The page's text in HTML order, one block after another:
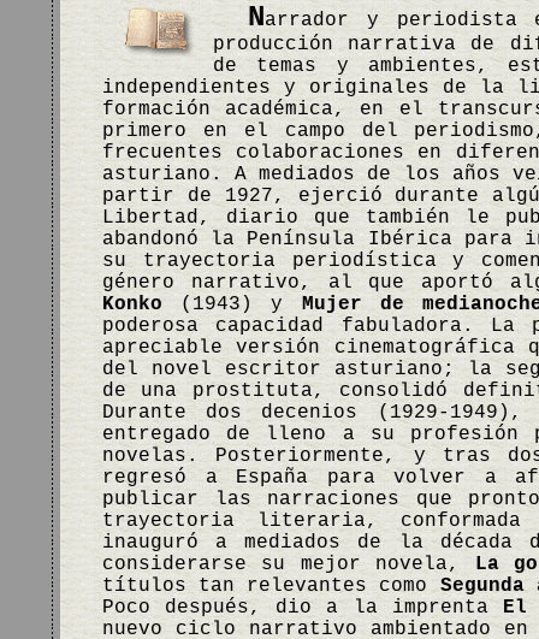
Narrador y periodista
producción narrativa de
de temas y ambientes,
independientes y originales de la
formación académica, en el
primero en el campo del
frecuentes colaboraciones en
asturiano. A mediados de los años
partir de 1927, ejerció durante
Libertad, diario que también le
abandonó la Península Ibérica para
su trayectoria periodística y
género narrativo, al que aportó
Konko (1943) y Mujer de
poderosa capacidad fabuladora.
apreciable versión cinematográfica
del novel escritor asturiano; la
de una prostituta, consolidó
Durante dos decenios (1929-
entregado de lleno a su
novelas. Posteriormente, y tras
regresó a España para volver a
publicar las narraciones que
trayectoria literaria, conformada
inauguró a mediados de la
considerarse su mejor novela, La
títulos tan relevantes como Segunda
Poco después, dio a la imprenta El
nuevo ciclo narrativo ambientado